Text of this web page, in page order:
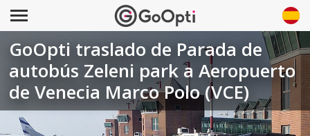
GoOpti traslado de Parada de
autobús Zeleni park a Aeropuerto
de Venecia Marco Polo (VCE)